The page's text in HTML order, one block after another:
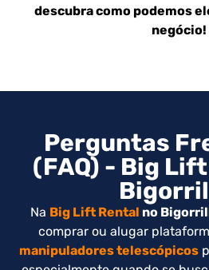
descubra como podemos
negócio!
Perguntas
(FAQ) - Big
Na Big Lift Rental no
comprar ou alugar
manipuladores telescópicos